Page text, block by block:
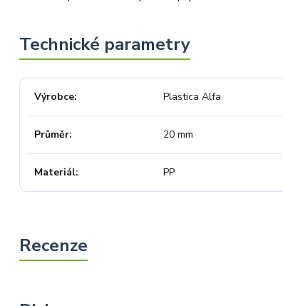
že nám v budoucnu dáte příležitost
Výrobce Plastica Alfa
Průměr 20 mm
Materiál PP